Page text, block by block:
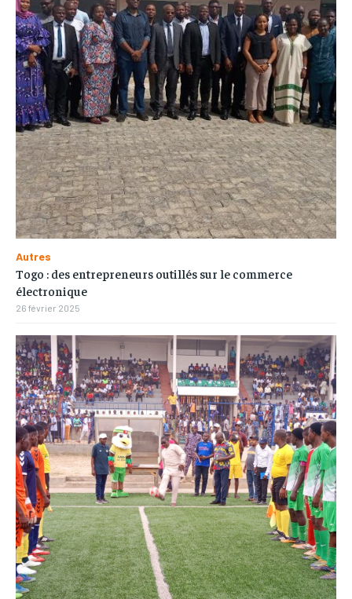
Autres
Togo : des entrepreneurs outillés sur le commerce
électronique
26 février 2025